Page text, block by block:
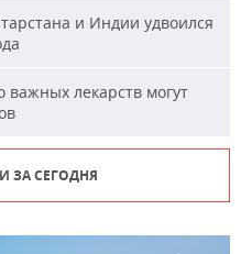
и Индии удвоился
лекарств могут
ЗА СЕГОДНЯ